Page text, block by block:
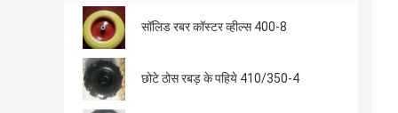
सॉलिड रबर कॉस्टर व्हील्स 400-8
छोटे ठोस रबड़ के पहिये 410/350-4